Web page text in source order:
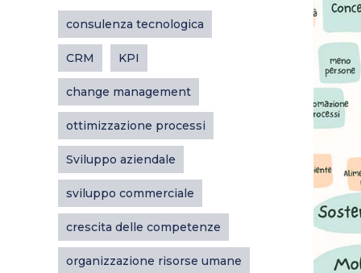
consulenza tecnologica
CRM KPI
change management
ottimizzazione processi
Sviluppo aziendale
sviluppo commerciale
crescita delle competenze
organizzazione risorse umane